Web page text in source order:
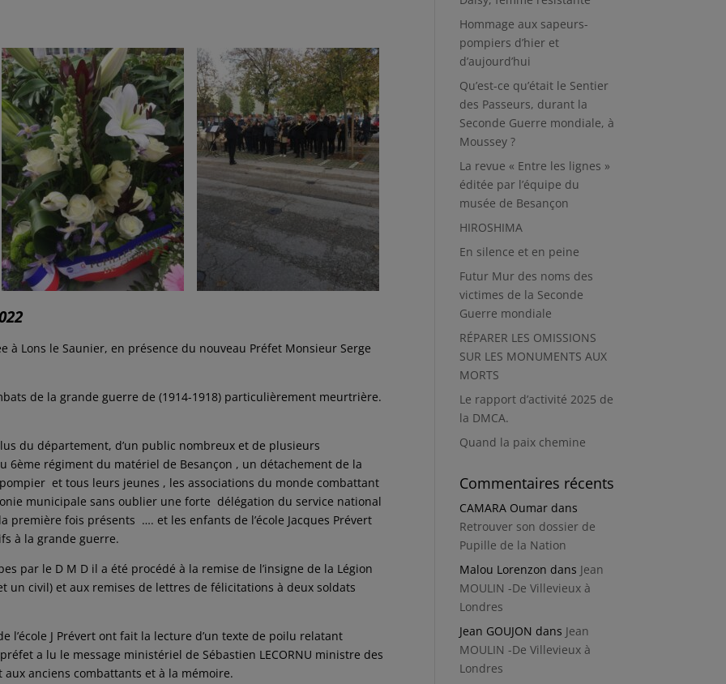
à Lons le Saunier, en présence du nouveau Préfet Monsieur Serge
de la grande guerre de (1914-1918) particulièrement meurtrière.
du département, d’un public nombreux et de plusieurs
régiment du matériel de Besançon , un détachement de la
et tous leurs jeunes , les associations du monde combattant
municipale sans oublier une forte délégation du service national
première fois présents …. et les enfants de l’école Jacques Prévert
à la grande guerre.
par le D M D il a été procédé à la remise de l’insigne de la Légion
un civil) et aux remises de lettres de félicitations à deux soldats
l’école J Prévert ont fait la lecture d’un texte de poilu relatant
a lu le message ministériel de Sébastien LECORNU ministre des
anciens combattants et à la mémoire.
Hommage aux sapeurs-
pompiers d’hier et
d’aujourd’hui
Qu’est-ce qu’était le Sentier
des Passeurs, durant la
Seconde Guerre mondiale, à
Moussey ?
La revue « Entre les lignes »
éditée par l’équipe du
musée de Besançon
HIROSHIMA
En silence et en peine
Futur Mur des noms des
victimes de la Seconde
Guerre mondiale
RÉPARER LES OMISSIONS
SUR LES MONUMENTS AUX
MORTS
Le rapport d’activité 2025 de
la DMCA.
Quand la paix chemine
Commentaires récents
CAMARA Oumar dans
Retrouver son dossier de
Pupille de la Nation
Malou Lorenzon dans Jean
MOULIN -De Villevieux à
Londres
Jean GOUJON dans Jean
MOULIN -De Villevieux à
Londres